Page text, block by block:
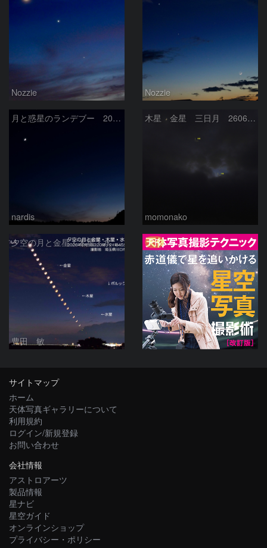
Nozzie Nozzie
月と惑星のランデブー 2026/06/19
nardis
木星 金星 三日月 260618
momonako
夕空の月と金星・木星・水星の接近 2026/6/18
豊田 敏
PR
サイトマップ
ホーム
天体写真ギャラリーについて
利用規約
ログイン/新規登録
お問い合わせ
会社情報
アストロアーツ
製品情報
星ナビ
星空ガイド
オンラインショップ
プライバシー・ポリシー